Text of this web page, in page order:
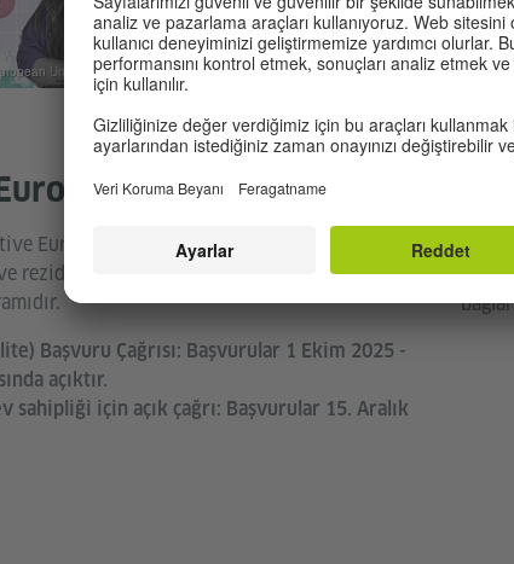
Europe ülkeleri, bölgeleri ve alanları arasında
rezidans projelerini destekleyen bir
Başvuru Çağrısı: Başvurular 1 Ekim 2025 -
açıktır.
sahipliği için açık çağrı: Başvurular 15. Aralık
Union 2023. Image source: © Adobe Stock; © Canva; © Pexels